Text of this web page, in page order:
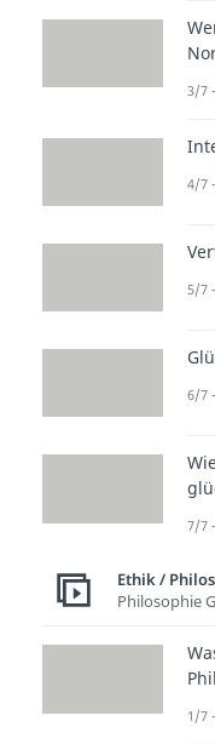
solche
selbst
Und
Laufe
heute
der
dir
3/7
4/7
5/7
6/7
7/7
Ethik /
Philosophie
1/7